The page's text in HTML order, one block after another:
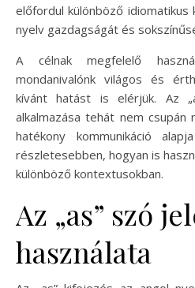
előfordul különböző idiomatikus
nyelv gazdagságát és
A célnak megfelelő
mondanivalónk világos és
kívánt hatást is elérjük. Az
alkalmazása tehát nem csupán
hatékony kommunikáció
részletesebben, hogyan is
különböző kontextusokban.
Az „as” szó
használata